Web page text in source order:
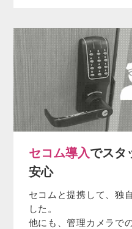
セコム導入でスタ
安心
セコムと提携して、独
した。
他にも、管理カメラで